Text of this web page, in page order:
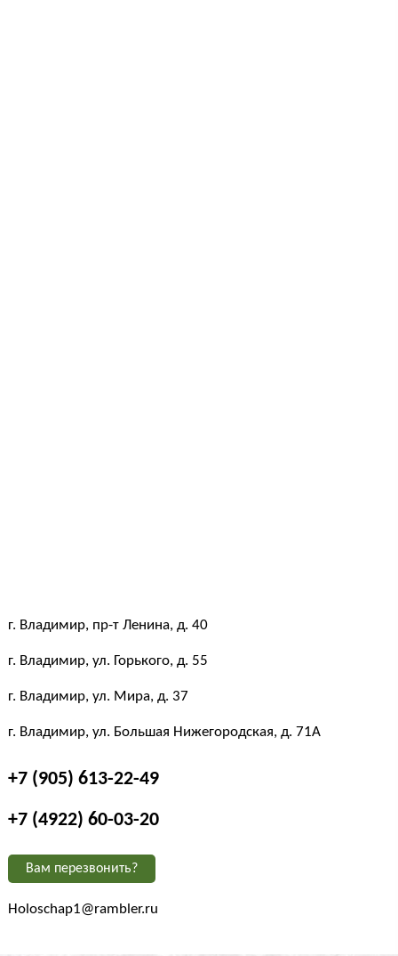
г. Владимир, пр-т Ленина, д. 40
г. Владимир, ул. Горького, д. 55
г. Владимир, ул. Мира, д. 37
г. Владимир, ул. Большая Нижегородская, д. 71А
+7 (905) 613-22-49
+7 (4922) 60-03-20
Вам перезвонить?
Holoschap1@rambler.ru